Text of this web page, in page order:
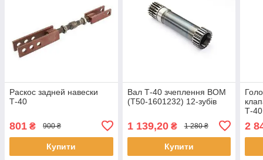
Раскос задней навески
Т-40
801 ₴ 900 ₴
Купити
Вал Т-40 зчеплення ВОМ
(Т50-1601232) 12-зубів
1 139,20₴ 1 280 ₴
Купити
Т-
2